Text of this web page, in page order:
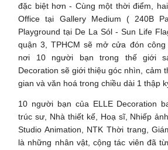
đặc biệt hơn - Cùng một thời điểm,
Office tại Gallery Medium ( 240B
Playground tại De La Sól - Sun Life
quận 3, TPHCM sẽ mở cửa đón
nơi 10 người bạn trong thế giới
Decoration sẽ giới thiệu góc nhìn, cảm
gian và văn hoá trong chiều dài 1 thập
10 người bạn của ELLE Decoration
trúc sư, Nhà thiết kế, Hoạ sĩ, Nhiếp
Studio Animation, NTK Thời trang,
là những nhân vật, cộng tác viên đã